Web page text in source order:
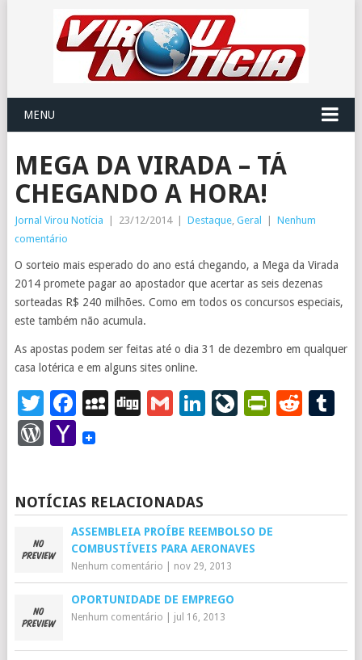
MENU
MEGA DA VIRADA – TÁ
CHEGANDO A HORA!
Jornal Virou Notícia 23/12/2014 Destaque, Geral
Nenhum
comentário
O sorteio mais esperado do ano está chegando, a Mega da Virada
2014 promete pagar ao apostador que acertar as seis dezenas
sorteadas R$ 240 milhões. Como em todos os concursos especiais,
este também não acumula.
As apostas podem ser feitas até o dia 31 de dezembro em qualquer
casa lotérica e em alguns sites online.
Twitter
Facebook
MySpace
DiggGmailLinkedIn
WordPress
Yahoo
NOTÍCIAS RELACIONADAS
ASSEMBLEIA PROÍBE REEMBOLSO DE
COMBUSTÍVEIS PARA AERONAVES
Nenhum comentário nov 29, 2013
OPORTUNIDADE DE EMPREGO
Nenhum comentário jul 16, 2013